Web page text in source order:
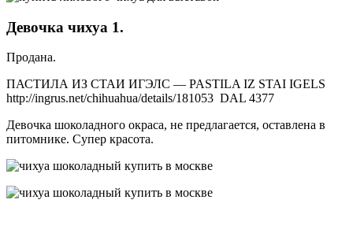
Девочка чихуа 1.
Продана.
ПАСТИЛА ИЗ СТАИ ИГЭЛС — PASTILA IZ STAI IGELS
http://ingrus.net/chihuahua/details/181053 DAL 4377
Девочка шоколадного окраса, не предлагается, оставлена в
питомнике. Супер красота.